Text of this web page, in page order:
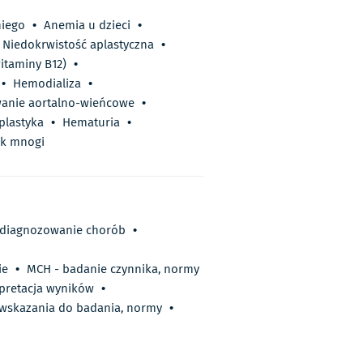
• Anemia u dzieci •
Niedokrwistość aplastyczna •
B12) •
• Hemodializa •
aortalno-wieńcowe •
• Hematuria •
mnogi
chorób •
• MCH - badanie czynnika, normy
wyników •
do badania, normy •